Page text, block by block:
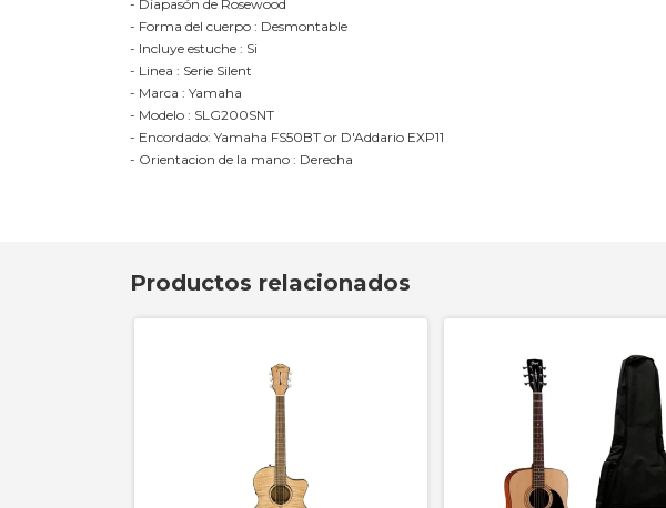
- Diapasón de Rosewood
- Forma del cuerpo : Desmontable
- Incluye estuche : Si
- Linea : Serie Silent
- Marca : Yamaha
- Modelo : SLG200SNT
- Encordado: Yamaha FS50BT or D'Addario EXP11
- Orientacion de la mano : Derecha
Productos relacionados